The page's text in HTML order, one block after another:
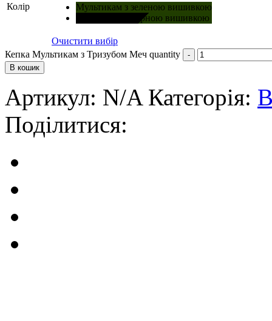
Колір
Мультикам з зеленою вишивкою
Мультикам з чорною вишивкою
Очистити вибір
Кепка Мультикам з Тризубом Меч quantity
В кошик
Артикул: N/A Категорія:
Поділитися: